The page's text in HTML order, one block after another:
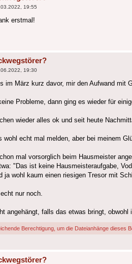
19:55
erstmal!
19:30
im März kurz davor, mir den Aufwand
Probleme, dann ging es wieder für
wieder alles ok und seit heute
echt mal melden, aber bei meinem
mal vorsorglich beim Hausmeister
"Das ist keine Hausmeisteraufgabe,
ja wohl kaum einen riesigen Tresor mit
nur noch.
angehängt, falls das etwas bringt,
Berechtigung, um die Dateianhänge dieses